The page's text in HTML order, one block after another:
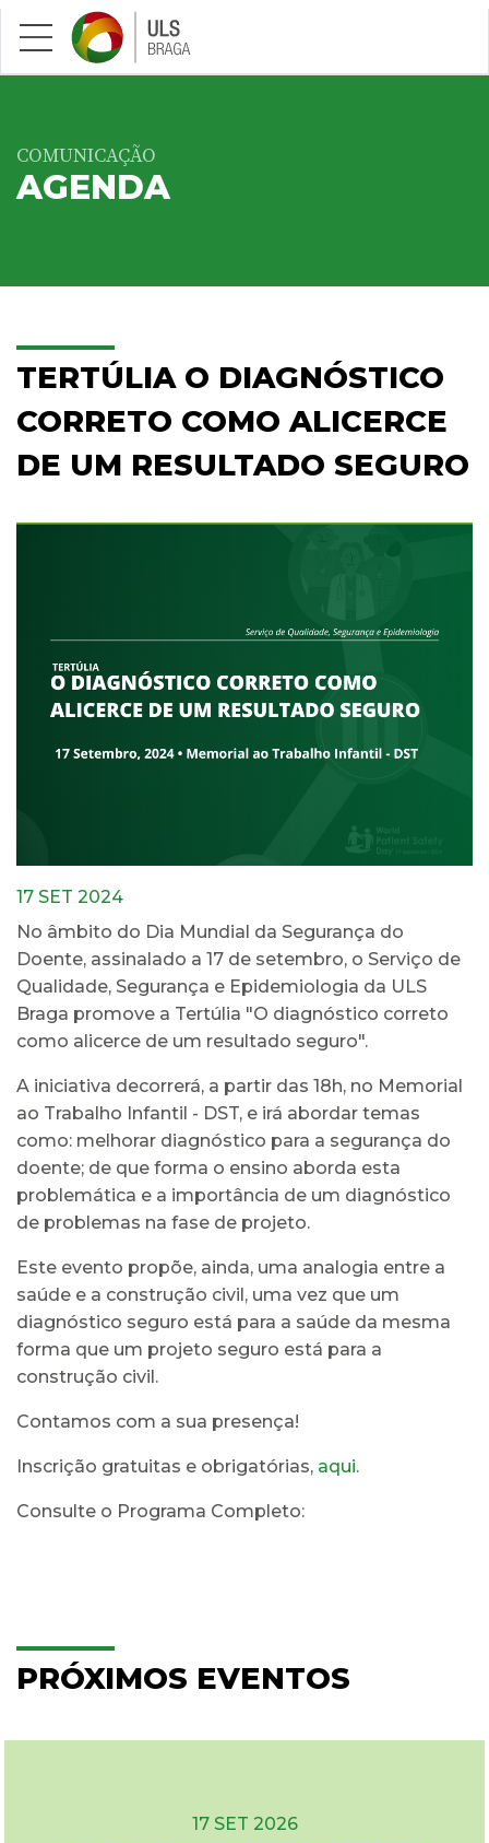
Saltar para conteúdo principal
COMUNICAÇÃO
AGENDA
TERTÚLIA O DIAGNÓSTICO
CORRETO COMO ALICERCE
DE UM RESULTADO SEGURO
17 SET 2024
No âmbito do Dia Mundial da Segurança do
Doente, assinalado a 17 de setembro, o Serviço de
Qualidade, Segurança e Epidemiologia da ULS
Braga promove a Tertúlia "O diagnóstico correto
como alicerce de um resultado seguro".
A iniciativa decorrerá, a partir das 18h, no Memorial
ao Trabalho Infantil - DST, e irá abordar temas
como: melhorar diagnóstico para a segurança do
doente; de que forma o ensino aborda esta
problemática e a importância de um diagnóstico
de problemas na fase de projeto.
Este evento propõe, ainda, uma analogia entre a
saúde e a construção civil, uma vez que um
diagnóstico seguro está para a saúde da mesma
forma que um projeto seguro está para a
construção civil.
Contamos com a sua presença!
Inscrição gratuitas e obrigatórias, aqui.
Consulte o Programa Completo:
PRÓXIMOS EVENTOS
17 SET 2026